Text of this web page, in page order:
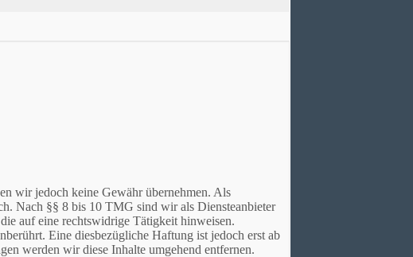
wir jedoch keine Gewähr übernehmen. Als
Nach §§ 8 bis 10 TMG sind wir als Diensteanbieter
auf eine rechtswidrige Tätigkeit hinweisen.
Eine diesbezügliche Haftung ist jedoch erst ab
werden wir diese Inhalte umgehend entfernen.